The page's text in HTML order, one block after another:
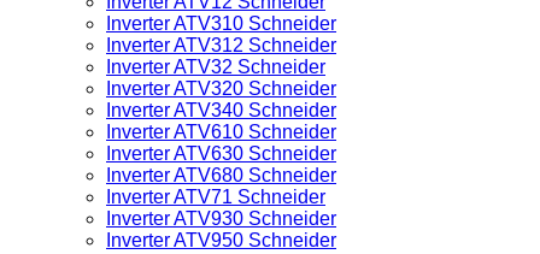
Inverter ATV310 Schneider
Inverter ATV312 Schneider
Inverter ATV32 Schneider
Inverter ATV320 Schneider
Inverter ATV340 Schneider
Inverter ATV610 Schneider
Inverter ATV630 Schneider
Inverter ATV680 Schneider
Inverter ATV71 Schneider
Inverter ATV930 Schneider
Inverter ATV950 Schneider